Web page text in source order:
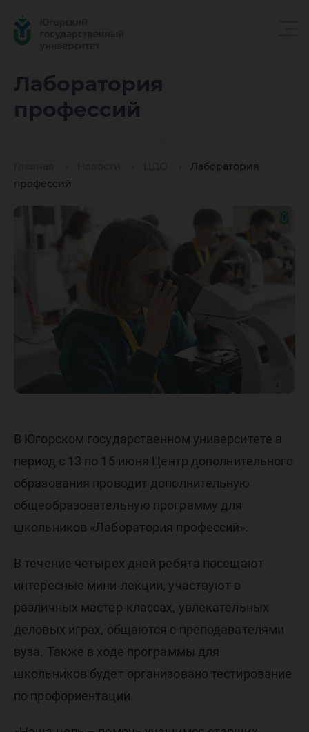
Лаборатория
профессий
Лаборатория
профессий
В Югорском государственном университете в
период с 13 по 16 июня Центр дополнительного
образования проводит дополнительную
общеобразовательную программу для
школьников «Лаборатория профессий».
В течение четырех дней ребята посещают
интересные мини-лекции, участвуют в
различных мастер-классах, увлекательных
деловых играх, общаются с преподавателями
вуза. Также в ходе программы для
школьников будет организовано тестирование
по профориентации.